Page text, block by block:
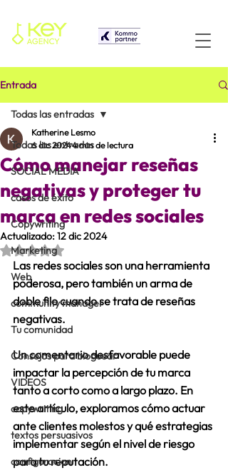
Entrada
Todas las entradas
SOCIAL MEDIA
casos de éxito
Copywriting
Marketing
Web
community manager
Tu comunidad
Consejos para bloguear
VIDEOS
copywriting
textos persuasivos
configuracion
Todas las entradas
Cómo manejar reseñas
negativas y proteger tu
marca en redes sociales
Katherine Lesmo
6 dic 20244 min de lectura
Actualizado:12 dic 2024
Obtuvo NaN de 5 estrellas.
Las redes sociales son una herramienta
poderosa, pero también un arma de
doble filo cuando se trata de reseñas
negativas.
Un comentario desfavorable puede
impactar la percepción de tu marca
tanto a corto como a largo plazo. En
este artículo, exploramos cómo actuar
ante clientes molestos y qué estrategias
implementar según el nivel de riesgo
para tu reputación.